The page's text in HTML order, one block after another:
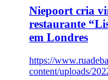
Niepoort cria
restaurante
em Londres
https://
content/uploads/